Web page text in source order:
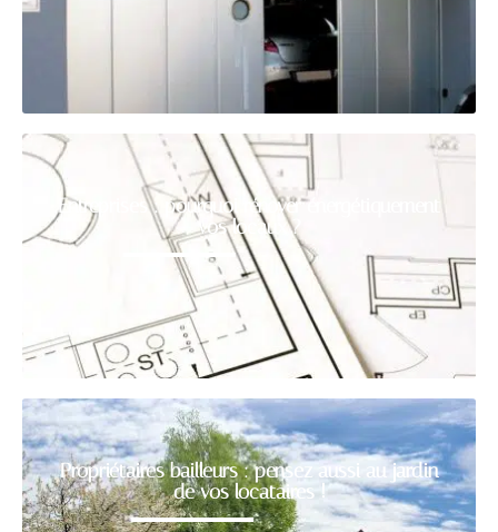
Entreprises : pourquoi rénover énergétiquement
vos locaux ?
Propriétaires bailleurs : pensez aussi au jardin
de vos locataires !